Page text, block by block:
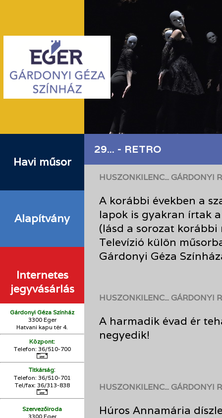
Havi műsor
Alapítvány
Internetes
jegyvásárlás
Gárdonyi Géza Színház
3300 Eger
Hatvani kapu tér 4.
Központ:
Telefon: 36/510-700
Titkárság:
Telefon: 36/510-701
Tel/fax: 36/313-838
Szervezőiroda
3300 Eger
29... - RETRO
HUSZONKILENC... GÁRDONYI
A korábbi években a
lapok is gyakran írtak
(lásd a sorozat
Televízió külön
Gárdonyi Géza
HUSZONKILENC... GÁRDONYI
A harmadik évad ér
negyedik!
HUSZONKILENC... GÁRDONYI
Húros Annamária